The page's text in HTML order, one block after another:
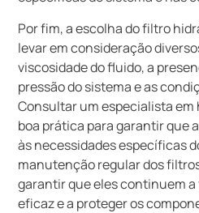
Por fim, a escolha do filtro
levar em consideração
viscosidade do fluido, a
pressão do sistema e as
Consultar um especialista em
boa prática para garantir que
às necessidades específicas
manutenção regular dos
garantir que eles continuem
eficaz e a proteger os